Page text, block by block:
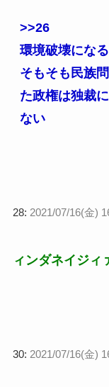
>>26
環境破壊にな
そもそも民族
た政権は独裁
ない
28: 2021/07/16(金)
ィンダネイジィ
30: 2021/07/16(金)